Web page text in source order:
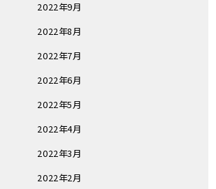
2022年9月
2022年8月
2022年7月
2022年6月
2022年5月
2022年4月
2022年3月
2022年2月